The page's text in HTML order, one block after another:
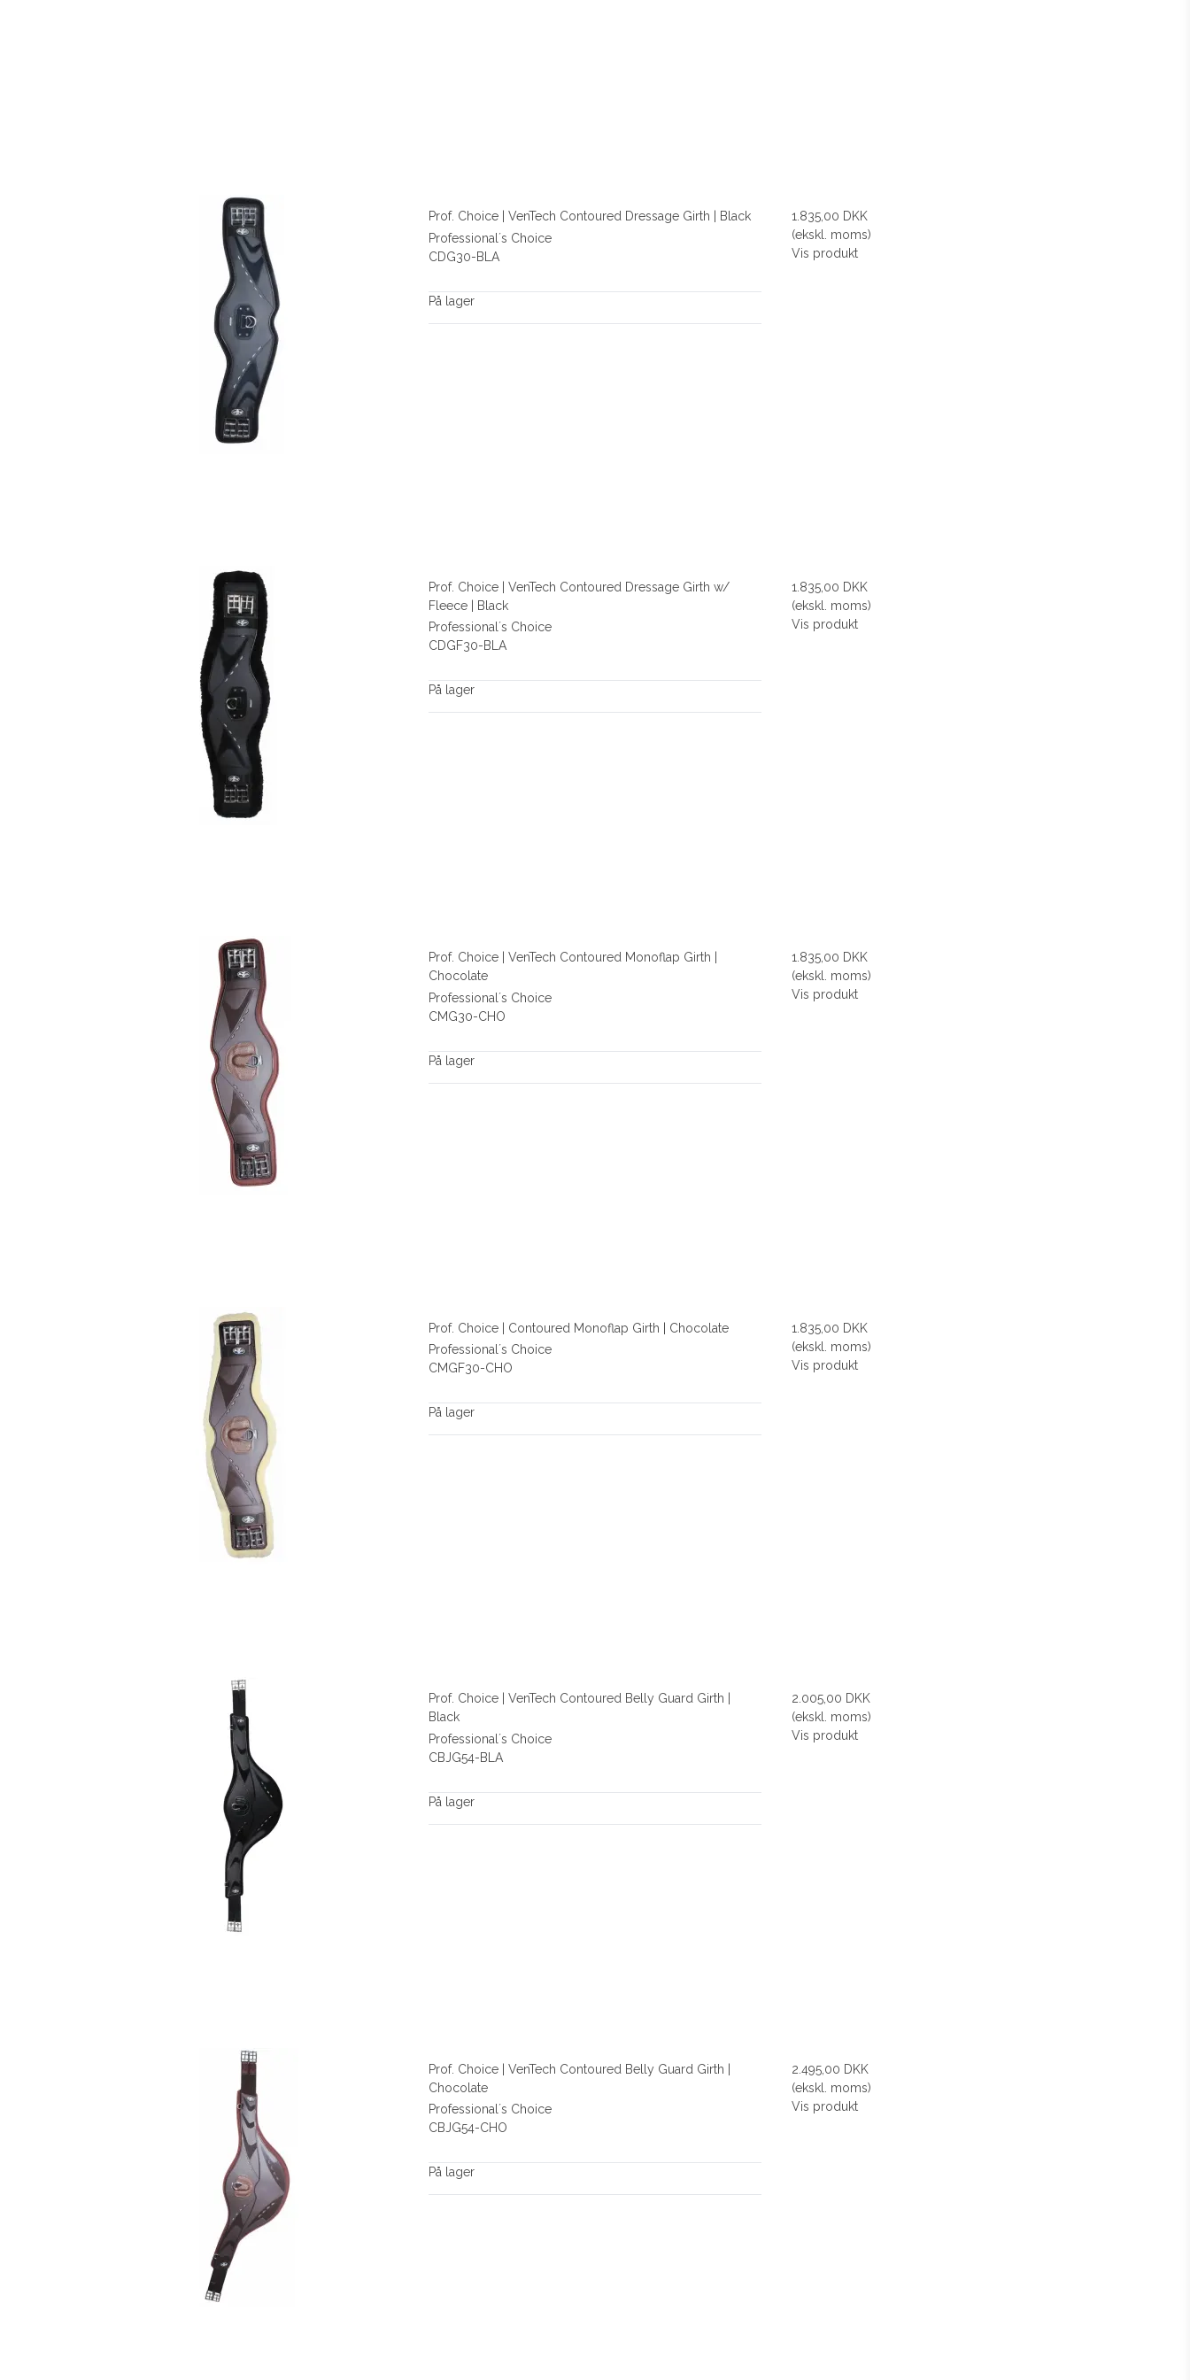
Prof. Choice | VenTech Contoured Dressage Girth | Black
Professional´s Choice
CDG30-BLA
På lager
1.835,00 DKK
(ekskl. moms)
Vis produkt
Prof. Choice | VenTech Contoured Dressage Girth w/
Fleece | Black
Professional´s Choice
CDGF30-BLA
På lager
1.835,00 DKK
(ekskl. moms)
Vis produkt
Prof. Choice | VenTech Contoured Monoflap Girth |
Chocolate
Professional´s Choice
CMG30-CHO
På lager
1.835,00 DKK
(ekskl. moms)
Vis produkt
Prof. Choice | Contoured Monoflap Girth | Chocolate
Professional´s Choice
CMGF30-CHO
På lager
1.835,00 DKK
(ekskl. moms)
Vis produkt
Prof. Choice | VenTech Contoured Belly Guard Girth |
Black
Professional´s Choice
CBJG54-BLA
På lager
2.005,00 DKK
(ekskl. moms)
Vis produkt
Prof. Choice | VenTech Contoured Belly Guard Girth |
Chocolate
Professional´s Choice
CBJG54-CHO
På lager
2.495,00 DKK
(ekskl. moms)
Vis produkt